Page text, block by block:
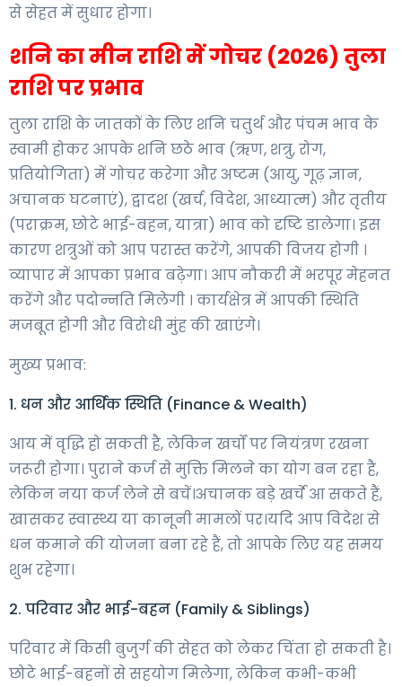
से सेहत में सुधार होगा।
शनि का मीन राशि में गोचर (2026) तुला
राशि पर प्रभाव
तुला राशि के जातकों के लिए शनि चतुर्थ और पंचम भाव के
स्वामी होकर आपके शनि छठे भाव (ऋण, शत्रु, रोग,
प्रतियोगिता) में गोचर करेगा और अष्टम (आयु, गूढ़ ज्ञान,
अचानक घटनाएं), द्वादश (खर्च, विदेश, आध्यात्म) और तृतीय
(पराक्रम, छोटे भाई-बहन, यात्रा) भाव को दृष्टि डालेगा। इस
कारण शत्रुओं को आप परास्त करेंगे, आपकी विजय होगी ।
व्यापार में आपका प्रभाव बढ़ेगा। आप नौकरी में भरपूर मेहनत
करेंगे और पदोन्नति मिलेगी । कार्यक्षेत्र में आपकी स्थिति
मजबूत होगी और विरोधी मुंह की खाएंगे।
मुख्य प्रभाव:
1. धन और आर्थिक स्थिति (Finance & Wealth)
आय में वृद्धि हो सकती है, लेकिन खर्चों पर नियंत्रण रखना
जरूरी होगा। पुराने कर्ज से मुक्ति मिलने का योग बन रहा है,
लेकिन नया कर्ज लेने से बचें।अचानक बड़े खर्चे आ सकते हैं,
खासकर स्वास्थ्य या कानूनी मामलों पर।यदि आप विदेश से
धन कमाने की योजना बना रहे हैं, तो आपके लिए यह समय
शुभ रहेगा।
2. परिवार और भाई-बहन (Family & Siblings)
परिवार में किसी बुजुर्ग की सेहत को लेकर चिंता हो सकती है।
छोटे भाई-बहनों से सहयोग मिलेगा, लेकिन कभी-कभी